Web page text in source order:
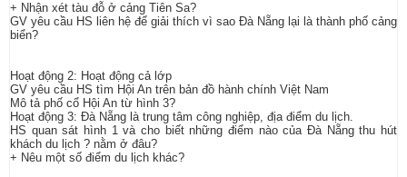
+ Nhận xét tàu đỗ ở cảng Tiên Sa?
GV yêu cầu HS liên hệ để giải thích vì sao Đà Nẵng lại là thành phố cảng
biển?
Hoạt động 2: Hoạt động cả lớp
GV yêu cầu HS tìm Hội An trên bản đồ hành chính Việt Nam
Mô tả phố cổ Hội An từ hình 3?
Hoạt động 3: Đà Nẵng là trung tâm công nghiệp, địa điểm du lịch.
HS quan sát hình 1 và cho biết những điểm nào của Đà Nẵng thu hút
khách du lịch ? nằm ở đâu?
+ Nêu một số điểm du lịch khác?